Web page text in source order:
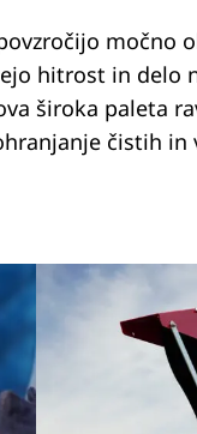
močno
hitrost in delo
široka paleta
čistih